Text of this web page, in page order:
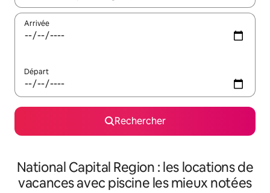
Arrivée
Départ
Rechercher
National Capital Region : les locations de
vacances avec piscine les mieux notées